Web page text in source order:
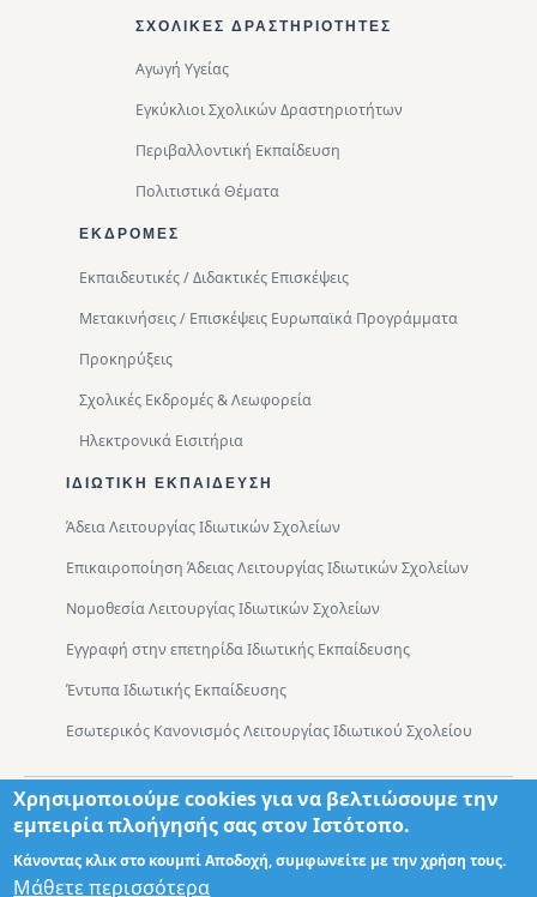
ΣΧΟΛΙΚΈΣ ΔΡΑΣΤΗΡΙΌΤΗΤΕΣ
Αγωγή Υγείας
Εγκύκλιοι Σχολικών Δραστηριοτήτων
Περιβαλλοντική Eκπαίδευση
Πολιτιστικά Θέματα
ΕΚΔΡΟΜΈΣ
Εκπαιδευτικές / Διδακτικές Επισκέψεις
Μετακινήσεις / Επισκέψεις Ευρωπαϊκά Προγράμματα
Προκηρύξεις
Σχολικές Εκδρομές & Λεωφορεία
Ηλεκτρονικά Εισιτήρια
ΙΔΙΩΤΙΚΉ ΕΚΠΑΊΔΕΥΣΗ
Άδεια Λειτουργίας Ιδιωτικών Σχολείων
Επικαιροποίηση Άδειας Λειτουργίας Ιδιωτικών Σχολείων
Νομοθεσία Λειτουργίας Ιδιωτικών Σχολείων
Εγγραφή στην επετηρίδα Ιδιωτικής Εκπαίδευσης
Έντυπα Ιδιωτικής Εκπαίδευσης
Εσωτερικός Κανονισμός Λειτουργίας Ιδιωτικού Σχολείου
Footer
Τμήματα Χάρτης Πρόσβασης
Σχεδιασμός: Θωμάς Διονύσης ΤΕ ΠΛΗΡ
Χρησιμοποιούμε cookies για να βελτιώσουμε την
εμπειρία πλοήγησής σας στον Ιστότοπο.
Κάνοντας κλικ στο κουμπί Αποδοχή, συμφωνείτε με την χρήση τους.
Μάθετε περισσότερα